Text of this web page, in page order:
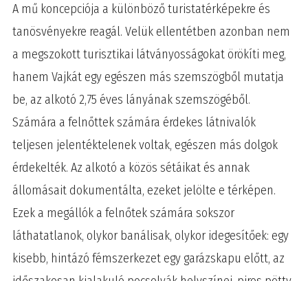
A mű koncepciója a különböző turistatérképekre és
tanösvényekre reagál. Velük ellentétben azonban nem
a megszokott turisztikai látványosságokat örökíti meg,
hanem Vajkát egy egészen más szemszögből mutatja
be, az alkotó 2,75 éves lányának szemszögéből.
Számára a felnőttek számára érdekes látnivalók
teljesen jelentéktelenek voltak, egészen más dolgok
érdekelték. Az alkotó a közös sétáikat és annak
állomásait dokumentálta, ezeket jelölte e térképen.
Ezek a megállók a felnőtek számára sokszor
láthatatlanok, olykor banálisak, olykor idegesítőek: egy
kisebb, hintázó fémszerkezet egy garázskapu előtt, az